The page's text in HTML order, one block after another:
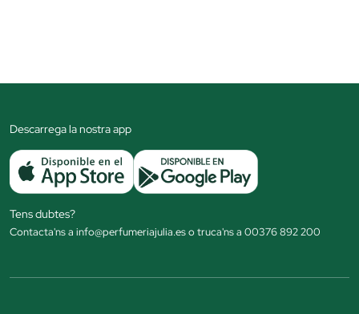
Descarrega la nostra app
Tens dubtes?
Contacta'ns a info@perfumeriajulia.es o truca'ns a 00376 892 200